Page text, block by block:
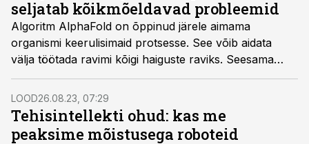
seljatab kõikmõeldavad probleemid
Algoritm AlphaFold on õppinud järele aimama
organismi keerulisimaid protsesse. See võib aidata
välja töötada ravimi kõigi haiguste raviks. Seesama
tehnoloogia võib lahendada ka muid probleeme,
näiteks kliimakriisi.
LOOD26.08.23, 07:29
Tehisintellekti ohud: kas me
peaksime mõistusega roboteid